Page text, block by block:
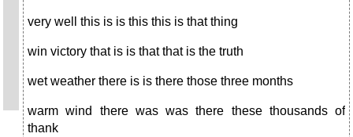
very well this is is this this is that thing
win victory that is is that that is the truth
wet weather there is is there those three months
warm wind there was was there these thousands of
thank